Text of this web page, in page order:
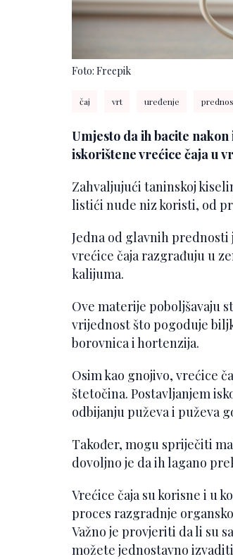
Foto: Freepik
čaj vrt uređenje
Umjesto da ih bacite
iskorištene vrećice čaja u
Zahvaljujući taninskoj
listići nude niz koristi, od
Jedna od glavnih
vrećice čaja razgrađuju u
kalijuma.
Ove materije poboljšavaju
vrijednost što pogoduje
borovnica i hortenzija.
Osim kao gnojivo, vrećice
štetočina. Postavljanjem
odbijanju puževa i puževa
Također, mogu spriječiti
dovoljno je da ih lagano
Vrećice čaja su korisne i u
proces razgradnje
Važno je provjeriti da li su
možete jednostavno